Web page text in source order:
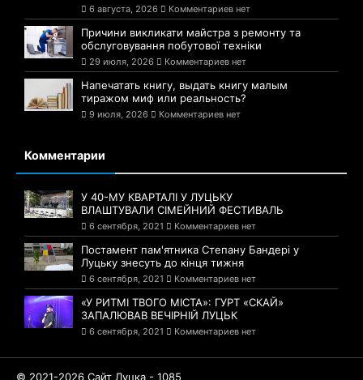
6 августа, 2026 Комментариев нет
Причини викликати майстра з ремонту та
обслуговування побутової техніки
29 июля, 2026 Комментариев нет
Напечатать книгу, выдать книгу малым
тиражом миф или реальность?
9 июля, 2026 Комментариев нет
Комментарии
У 40-МУ КВАРТАЛІ У ЛУЦЬКУ
ВЛАШТУВАЛИ СІМЕЙНИЙ ФЕСТИВАЛЬ
6 сентября, 2021 Комментариев нет
Постамент пам'ятника Степану Бандері у
Луцьку знесуть до кінця тижня
6 сентября, 2021 Комментариев нет
«У РИТМІ ТВОГО МІСТА»: ГУРТ «СКАЙ»
ЗАПАЛЮВАВ ВЕЧІРНІЙ ЛУЦЬК
6 сентября, 2021 Комментариев нет
© 2021-2026 Сайт Луцка - 1085